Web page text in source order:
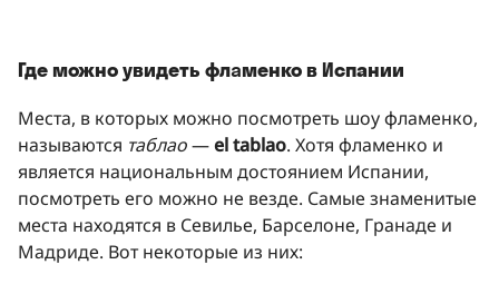
Где можно увидеть фламенко в Испании
Места, в которых можно посмотреть шоу фламенко,
называются таблао—el tablao. Хотя фламенко и
является национальным достоянием Испании,
посмотреть его можно не везде. Самые знаменитые
места находятся в Севилье, Барселоне, Гранаде и
Мадриде. Вот некоторые из них: